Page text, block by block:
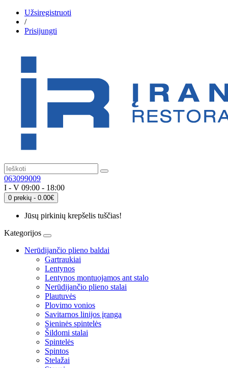
Užsiregistruoti
/
Prisijungti
063099009
I - V 09:00 - 18:00
0 prekių - 0.00€
Jūsų pirkinių krepšelis tuščias!
Kategorijos
Nerūdijančio plieno baldai
Gartraukiai
Lentynos
Lentynos montuojamos ant stalo
Nerūdijančio plieno stalai
Plautuvės
Plovimo vonios
Savitarnos linijos įranga
Sieninės spintelės
Šildomi stalai
Spintelės
Spintos
Stelažai